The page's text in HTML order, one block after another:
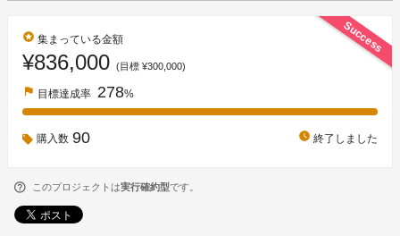
Success
stars 集まっている金額
¥836,000 (目標 ¥300,000)
flag 目標達成率 278%
購入数 90 watch_later 終了しました
このプロジェクトは実行確約型です。